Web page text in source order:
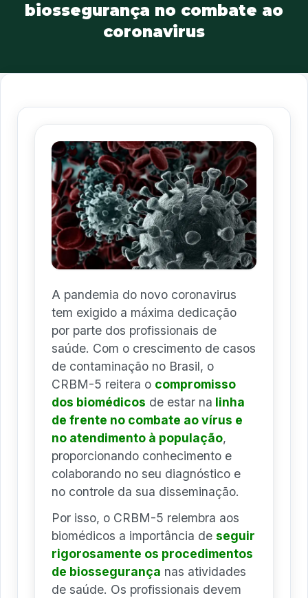
biossegurança no combate ao
coronavirus
A pandemia do novo coronavirus
tem exigido a máxima dedicação
por parte dos profissionais de
saúde. Com o crescimento de casos
de contaminação no Brasil, o
CRBM-5 reitera o compromisso
dos biomédicos de estar na linha
de frente no combate ao vírus e
no atendimento à população,
proporcionando conhecimento e
colaborando no seu diagnóstico e
no controle da sua disseminação.
Por isso, o CRBM-5 relembra aos
biomédicos a importância de seguir
rigorosamente os procedimentos
de biossegurança nas atividades
de saúde. Os profissionais devem